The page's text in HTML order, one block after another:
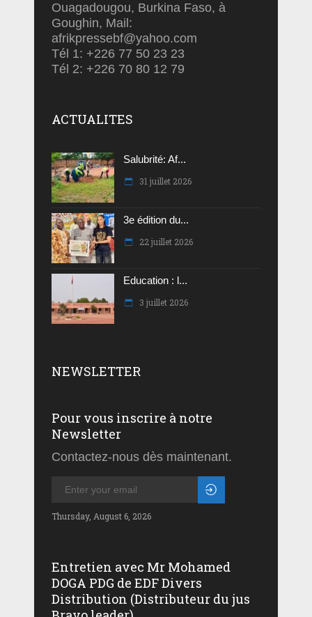
Ouagadougou, Burkina Faso, à
Goughin, Mail:
afrikpressebf@yahoo.com
Tél 1: +226 77 50 23 23
Tél 2: +226 70 80 12 79
ACTUALITES
Salubrité: Af...
31 juillet 2026
3e édition du...
22 juillet 2026
Education : l...
3 juillet 2026
NEWSLETTER
Pour vous inscrire à notre
Newsletter
Contactez-nous dès maintenant.
Thursday, August 6, 2026
Entretien avec Mr Mohamed
DOGA PDG de EDF Divers
Distribution (Distributeur du jus